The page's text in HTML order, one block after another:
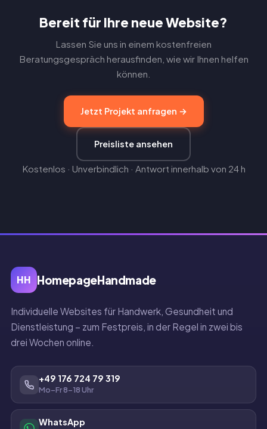
Bereit für Ihre neue Website?
Lassen Sie uns in einem kostenfreien
Beratungsgespräch herausfinden, wie wir Ihnen helfen
können.
Jetzt Projekt anfragen →
Preisliste ansehen
Kostenlos · Unverbindlich · Antwort innerhalb von 24 h
HH HomepageHandmade
Individuelle Websites für Handwerk, Gesundheit und
Dienstleistung – zum Festpreis, in der Regel in zwei bis
drei Wochen online.
+49 176 724 79 319
Mo–Fr 8–18 Uhr
WhatsApp